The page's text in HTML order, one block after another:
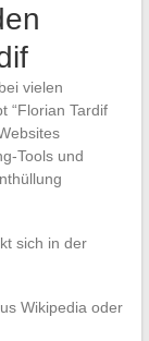
vielen
“Florian Tardif
Tools und
sich in der
Wikipedia oder